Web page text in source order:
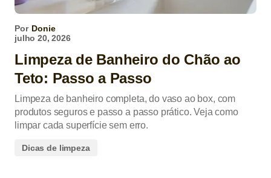
Por Donie
julho 20, 2026
Limpeza de Banheiro do Chão ao
Teto: Passo a Passo
Limpeza de banheiro completa, do vaso ao box, com
produtos seguros e passo a passo prático. Veja como
limpar cada superfície sem erro.
Dicas de limpeza